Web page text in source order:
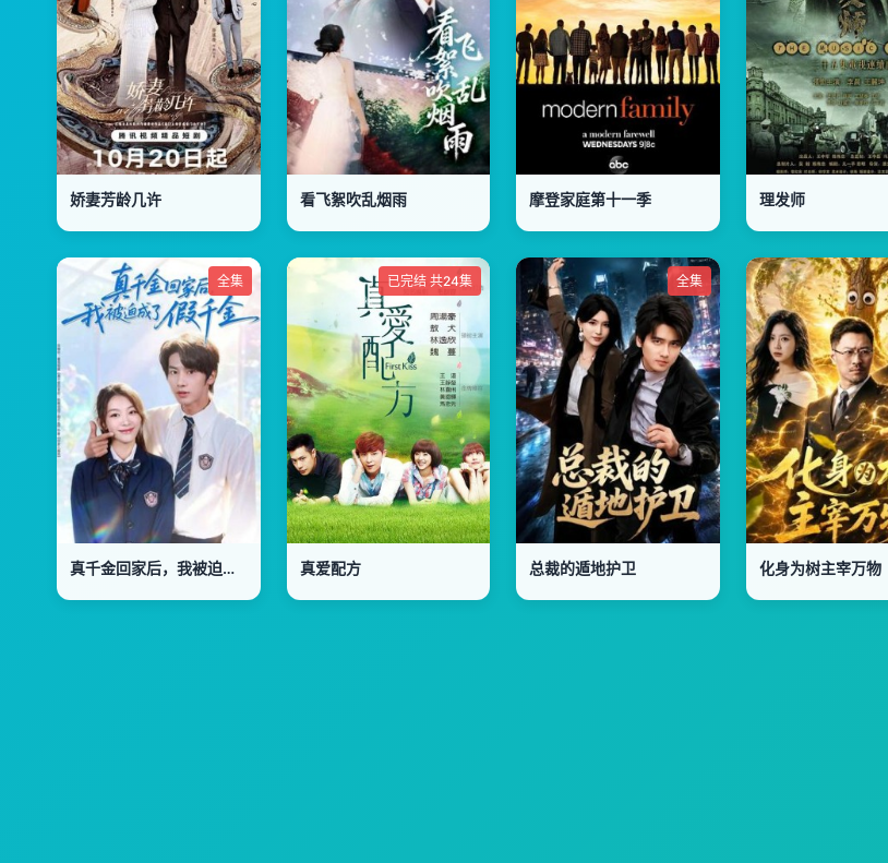
娇妻芳龄几许 看飞絮吹乱烟雨 摩登家庭第十一季 理发师
全集
真千金回家后，我被迫成了假千金
已完结 共24集
真爱配方
全集
总裁的遁地护卫 化身为树主宰万物